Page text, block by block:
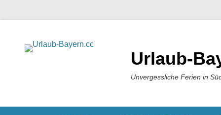
Urlaub-
Unvergessliche Ferien in